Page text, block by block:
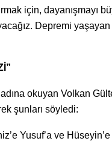
için, dayanışmayı
Depremi
adına okuyan Volkan
şunları söyledi:
Yusuf’a ve